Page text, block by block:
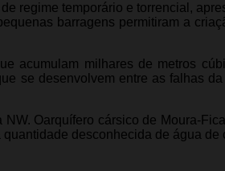
regime temporário e torrencial,
barragens permitiram a
acumulam milhares de metros
se desenvolvem entre as falhas
NW. Oarquífero cársico de Moura-
desconhecida de água de